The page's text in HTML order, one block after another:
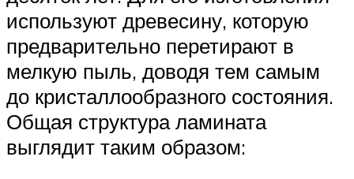
используют древесину, которую
предварительно перетирают в
мелкую пыль, доводя тем самым
до кристаллообразного состояния.
Общая структура ламината
выглядит таким образом: